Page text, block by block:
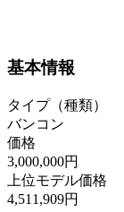
基本情報
タイプ（種類）
バンコン
価格
3,000,000円
上位モデル価格
4,511,909円